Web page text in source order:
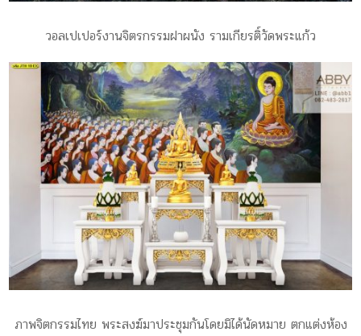
วอลเปเปอร์งานจิตรกรรมฝาผนัง รามเกียรติ์วัดพระแก้ว
ภาพจิตกรรมไทย พระสงฆ์มาประชุมกันโดยมิได้นัดหมาย ตกแต่งห้อง